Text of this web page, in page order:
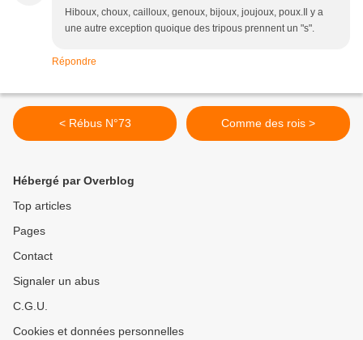
Hiboux, choux, cailloux, genoux, bijoux, joujoux, poux.Il y a
une autre exception quoique des tripous prennent un "s".
Répondre
< Rébus N°73 Comme des rois >
Hébergé par Overblog
Top articles
Pages
Contact
Signaler un abus
C.G.U.
Cookies et données personnelles